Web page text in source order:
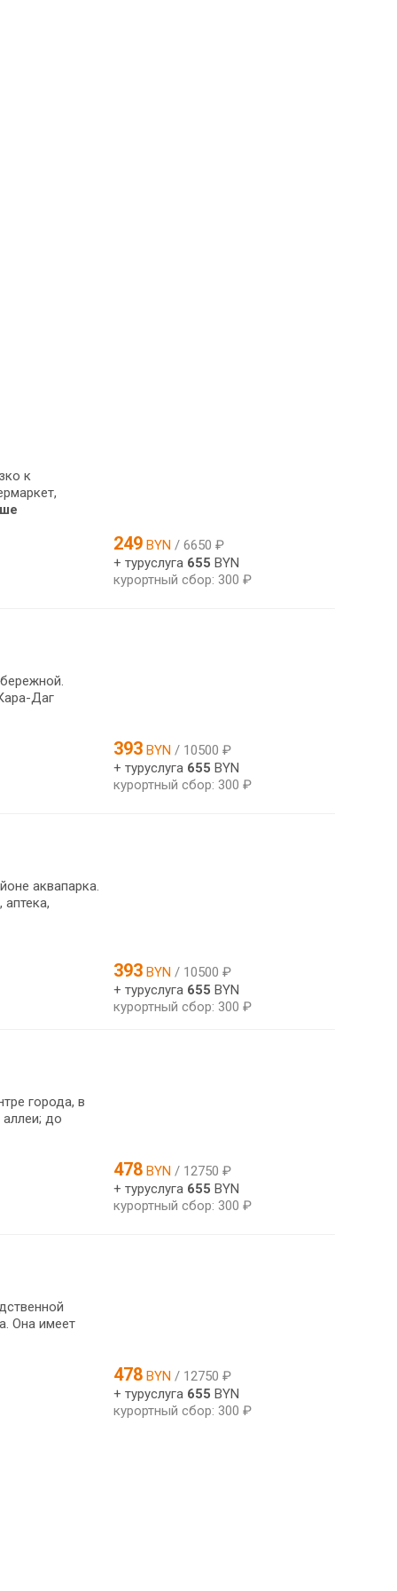
к
249 BYN / 6650 ₽
+ туруслуга 655 BYN
курортный сбор: 300 ₽
Даг
393 BYN / 10500 ₽
+ туруслуга 655 BYN
курортный сбор: 300 ₽
аквапарка.
393 BYN / 10500 ₽
+ туруслуга 655 BYN
курортный сбор: 300 ₽
города, в
до
478 BYN / 12750 ₽
+ туруслуга 655 BYN
курортный сбор: 300 ₽
Она имеет
478 BYN / 12750 ₽
+ туруслуга 655 BYN
курортный сбор: 300 ₽